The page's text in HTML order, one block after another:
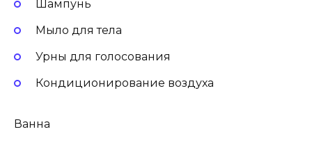
Шампунь
Мыло для тела
Урны для голосования
Кондиционирование воздуха
Ванна